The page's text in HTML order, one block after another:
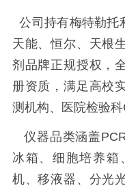
公司持有梅特勒托
天能、恒尔、天根
剂品牌正规授权，
册资质，满足高校
测机构、医院检验科
仪器品类涵盖
冰箱、细胞培养箱
机、移液器、分光